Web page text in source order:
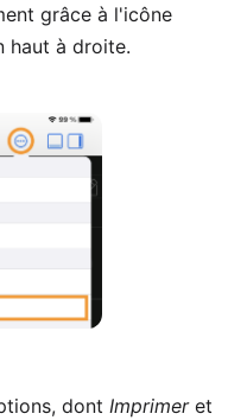
grâce à l'icône
haut à droite.
dont Imprimeret